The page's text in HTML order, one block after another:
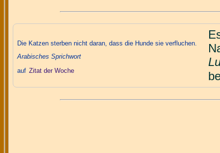
Die Katzen sterben nicht daran, dass die Hunde sie verfluchen.
Arabisches Sprichwort
auf Zitat der Woche